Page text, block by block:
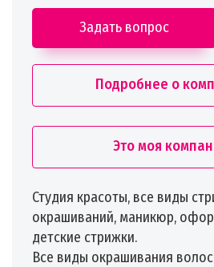
Задать вопрос
Подробнее о
Это моя
Студия красоты, все виды
окрашиваний, маникюр,
детские стрижки.
Все виды окрашивания волос